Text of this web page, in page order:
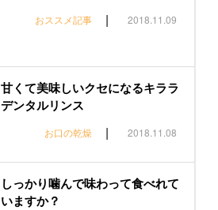
おススメ記事 | 2018.11.09
甘くて美味しいクセになるキララ
デンタルリンス
お口の乾燥 | 2018.11.08
しっかり噛んで味わって食べれて
いますか？